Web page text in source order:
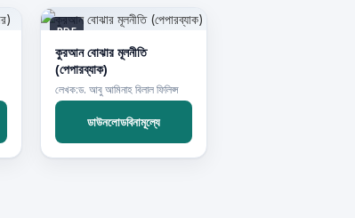
PDF
কুরআন বোঝার মূলনীতি
(পেপারব্যাক)
লেখক:ড. আবু আমিনাহ বিলাল ফিলিপ্স
ডাউনলোডবিনামূল্যে